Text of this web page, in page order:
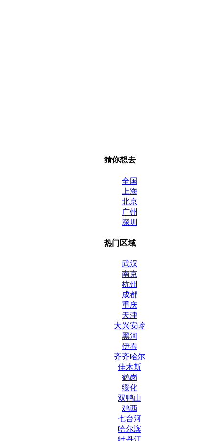
猜你想去
全国
上海
北京
广州
深圳
热门区域
武汉
南京
杭州
成都
重庆
天津
大兴安岭
黑河
伊春
齐齐哈尔
佳木斯
鹤岗
绥化
双鸭山
鸡西
七台河
哈尔滨
牡丹江